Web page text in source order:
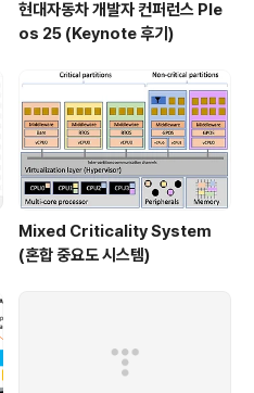
현대자동차 개발자 컨퍼런스 Ple
os 25 (Keynote 후기)
Mixed Criticality System
(혼합 중요도 시스템)